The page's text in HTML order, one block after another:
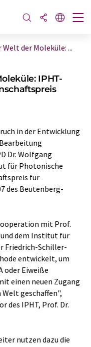
der Moleküle: ...
IPHT-
in der Entwicklung
Dr. Wolfgang
für Photonische
für
des Beutenberg-
mit Prof.
und dem Institut für
Friedrich-Schiller-
entwickelt, um
oder Eiweiße
einen neuen Zugang
geschaffen",
des IPHT, Prof. Dr.
nutzen dazu die